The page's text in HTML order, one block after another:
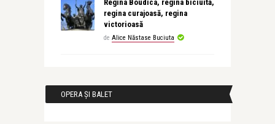
Regina Boudica, regina biciuită,
regina curajoasă, regina
victorioasă
de Alice Năstase Buciuta
OPERA ȘI BALET